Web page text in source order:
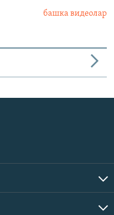
башка видеолар